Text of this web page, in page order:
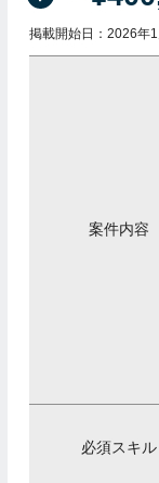
掲載開始日：2026年1
案件内容
必須スキル